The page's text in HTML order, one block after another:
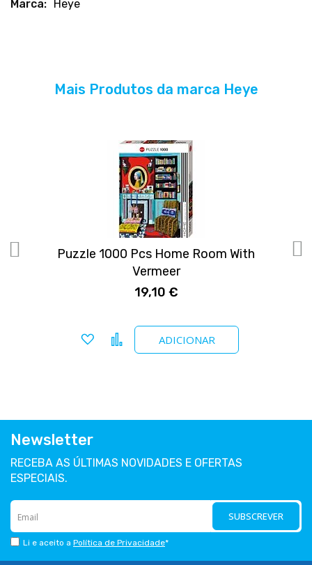
Mais
Heye
Mais Produtos da marca Heye
Puzzle 1000 Pcs Home Room With
Vermeer
19,10 €
ADICIONAR
Adicionar a favoritos
Comparar
Newsletter
RECEBA AS ÚLTIMAS NOVIDADES E OFERTAS
ESPECIAIS.
SUBSCREVER
Li e aceito a Política de Privacidade*